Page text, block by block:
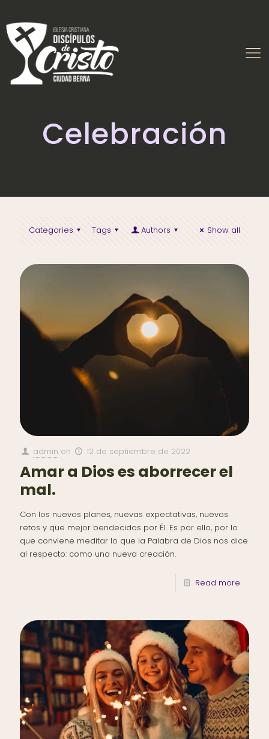
Celebración
Categories Tags Authors Show all
admin on 12 de septiembre de 2022
Amar a Dios es aborrecer el
mal.
Con los nuevos planes, nuevas expectativas, nuevos
retos y que mejor bendecidos por Él. Es por ello, por lo
que conviene meditar lo que la Palabra de Dios nos dice
al respecto: como una nueva creación.
Read more